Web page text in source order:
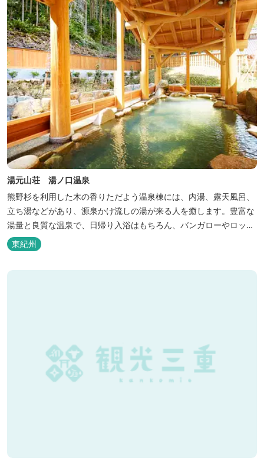
湯元山荘 湯ノ口温泉
熊野杉を利用した木の香りただよう温泉棟には、内湯、露天風呂、
立ち湯などがあり、源泉かけ流しの湯が来る人を癒します。豊富な
湯量と良質な温泉で、日帰り入浴はもちろん、バンガローやロッジ
などの宿泊施設も備えているので、宿泊しながらゆったりと温泉を
楽しむ人も多いです。
東紀州